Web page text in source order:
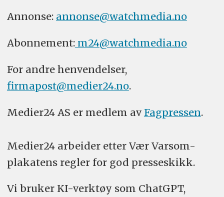
Annonse: annonse@watchmedia.no
Abonnement:m24@watchmedia.no
For andre henvendelser,
firmapost@medier24.no.
Medier24 AS er medlem av Fagpressen.
Medier24 arbeider etter Vær Varsom-
plakatens regler for god presseskikk.
Vi bruker KI-verktøy som ChatGPT,